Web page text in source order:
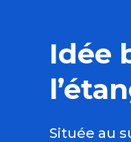
Idée
Située au